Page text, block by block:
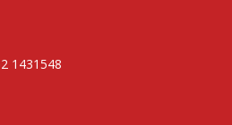
1431548